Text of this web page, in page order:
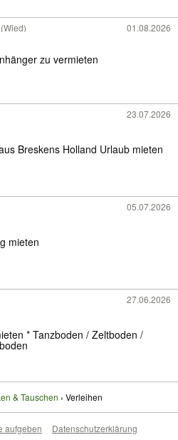
01.08.2026
zu vermieten
23.07.2026
Breskens Holland Urlaub mieten
05.07.2026
mieten
27.06.2026
* Tanzboden / Zeltboden /
& Tauschen Verleihen
aufgeben
Datenschutzerklärung